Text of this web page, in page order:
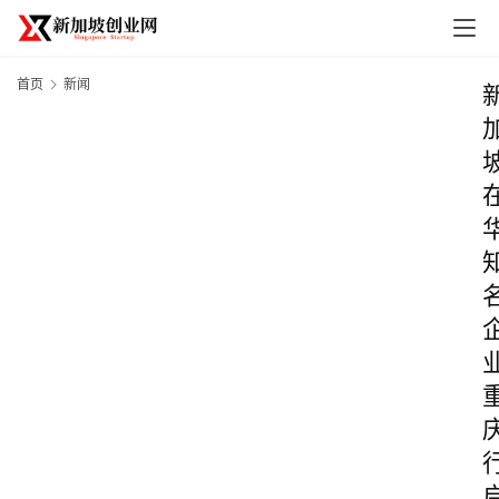
首页 新闻